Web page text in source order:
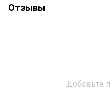
Отзывы
Добавьте